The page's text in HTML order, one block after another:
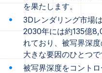
を果たします。
3Dレンダリング市場
2030年には約135億
れており、被写界深
大きな要因のひとつで
被写界深度をコント